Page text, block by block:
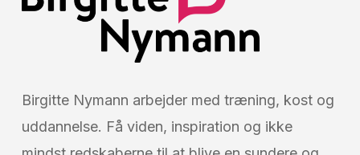
Birgitte Nymann arbejder med træning, kost og
uddannelse. Få viden, inspiration og ikke